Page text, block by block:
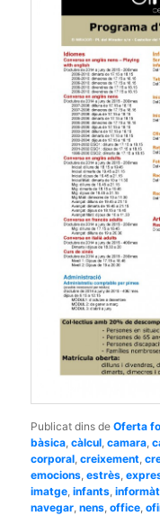
Publicat dins de Oferta
bàsica,càlcul,camara,
corporal,creixement,
emocions,estrès,
imatge,infants,
navegar,nens,office,